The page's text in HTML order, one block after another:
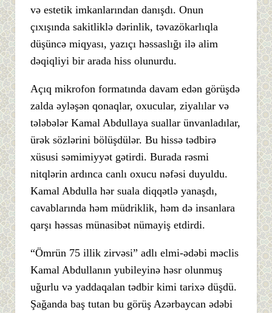
və estetik imkanlarından danışdı. Onun
çıxışında sakitliklə dərinlik, təvazökarlıqla
düşüncə miqyası, yazıçı həssaslığı ilə alim
dəqiqliyi bir arada hiss olunurdu.
Açıq mikrofon formatında davam edən görüşdə
zalda əyləşən qonaqlar, oxucular, ziyalılar və
tələbələr Kamal Abdullaya suallar ünvanladılar,
ürək sözlərini bölüşdülər. Bu hissə tədbirə
xüsusi səmimiyyət gətirdi. Burada rəsmi
nitqlərin ardınca canlı oxucu nəfəsi duyuldu.
Kamal Abdulla hər suala diqqətlə yanaşdı,
cavablarında həm müdriklik, həm də insanlara
qarşı həssas münasibət nümayiş etdirdi.
“Ömrün 75 illik zirvəsi” adlı elmi-ədəbi məclis
Kamal Abdullanın yubileyinə həsr olunmuş
uğurlu və yaddaqalan tədbir kimi tarixə düşdü.
Şağanda baş tutan bu görüş Azərbaycan ədəbi